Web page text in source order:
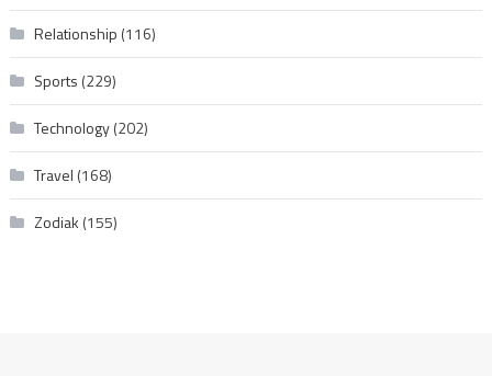
Relationship (116)
Sports (229)
Technology(202)
Travel (168)
Zodiak (155)